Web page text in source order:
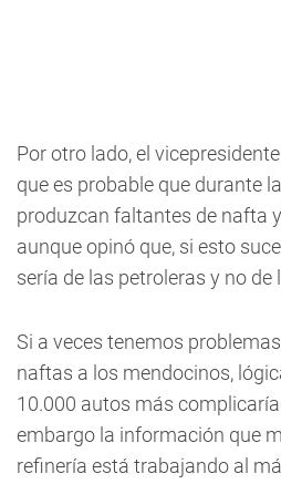
Por otro lado, el
que es probable que durante
produzcan faltantes de nafta
aunque opinó que, si esto
sería de las petroleras y no de
Si a veces tenemos
naftas a los mendocinos,
10.000 autos más
embargo la información que
refinería está trabajando al